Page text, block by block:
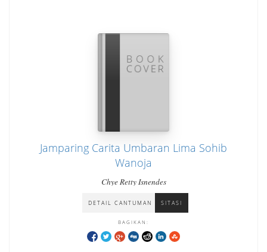
Jamparing Carita Umbaran Lima Sohib
Wanoja
Chye Retty Isnendes
DETAIL CANTUMAN SITASI
BAGIKAN: